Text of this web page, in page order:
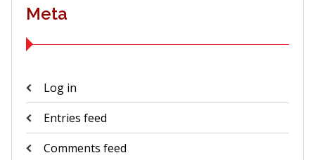
Meta
Log in
Entries feed
Comments feed